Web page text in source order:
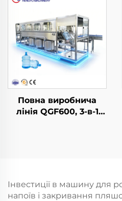
Повна виробнича
лінія QGF600, 3-в-1
Інвестиції в машину для
напоїв і закривання